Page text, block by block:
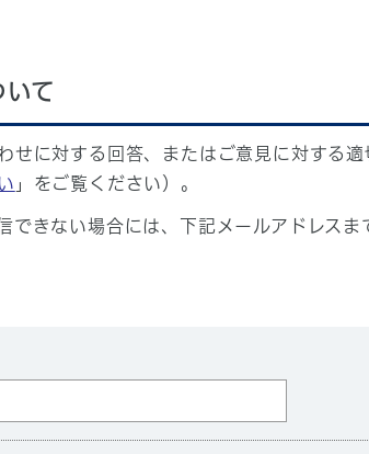
て
せに対する回答、またはご意見に対する
」をご覧ください）。
できない場合には、下記メールアドレス